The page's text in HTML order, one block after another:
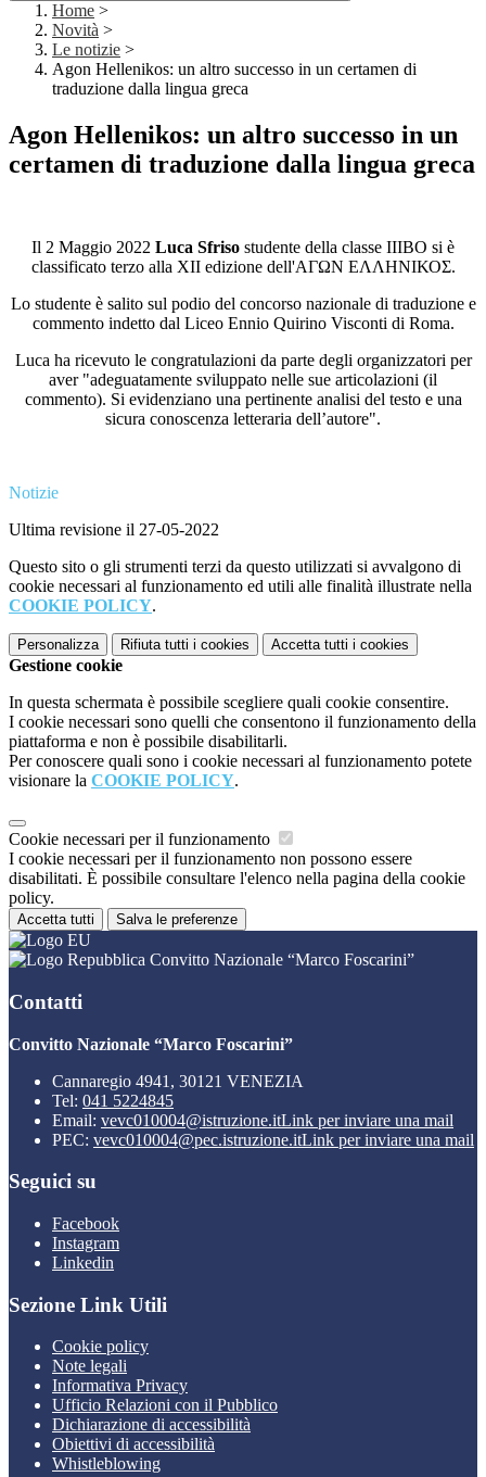
Home >
Novità >
Le notizie >
Agon Hellenikos: un altro successo in un certamen di
traduzione dalla lingua greca
Agon Hellenikos: un altro successo in un
certamen di traduzione dalla lingua greca
Il 2 Maggio 2022 Luca Sfriso studente della classe IIIBO si è
classificato terzo alla XII edizione dell'ΑΓΩΝ ΕΛΛΗΝΙΚΟΣ.
Lo studente è salito sul podio del concorso nazionale di traduzione e
commento indetto dal Liceo Ennio Quirino Visconti di Roma.
Luca ha ricevuto le congratulazioni da parte degli organizzatori per
aver "adeguatamente sviluppato nelle sue articolazioni (il
commento). Si evidenziano una pertinente analisi del testo e una
sicura conoscenza letteraria dell’autore".
Notizie
Ultima revisione il 27-05-2022
Questo sito o gli strumenti terzi da questo utilizzati si avvalgono di
cookie necessari al funzionamento ed utili alle finalità illustrate nella
COOKIE POLICY.
Personalizza Rifiuta tutti i cookies Accetta tutti i cookies
Gestione cookie
In questa schermata è possibile scegliere quali cookie consentire.
I cookie necessari sono quelli che consentono il funzionamento della
piattaforma e non è possibile disabilitarli.
Per conoscere quali sono i cookie necessari al funzionamento potete
visionare la COOKIE POLICY.
Cookie necessari per il funzionamento
I cookie necessari per il funzionamento non possono essere
disabilitati. È possibile consultare l'elenco nella pagina della cookie
policy.
Accetta tutti Salva le preferenze
Convitto Nazionale “Marco Foscarini”
Contatti
Convitto Nazionale “Marco Foscarini”
Cannaregio 4941, 30121 VENEZIA
Tel: 041 5224845
Email: vevc010004@istruzione.itLink per inviare una mail
PEC: vevc010004@pec.istruzione.itLink per inviare una mail
Seguici su
Facebook
Instagram
Linkedin
Sezione Link Utili
Cookie policy
Note legali
Informativa Privacy
Ufficio Relazioni con il Pubblico
Dichiarazione di accessibilità
Obiettivi di accessibilità
Whistleblowing